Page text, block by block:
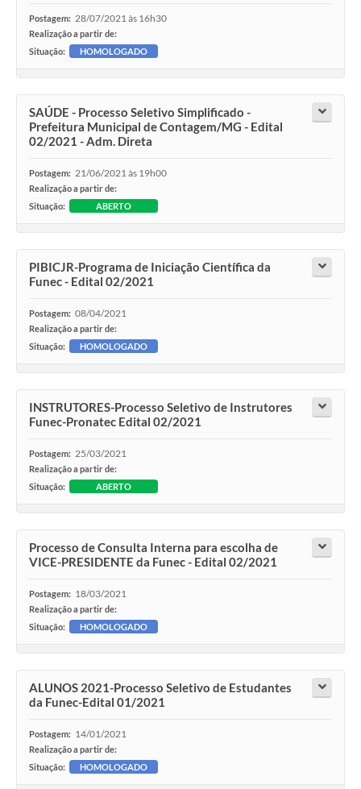
Postagem: 28/07/2021 às 16h30
Realização a partir de:
Situação:
HOMOLOGADO
SAÚDE - Processo Seletivo Simplificado -
Prefeitura Municipal de Contagem/MG - Edital
02/2021 - Adm. Direta
Postagem: 21/06/2021 às 19h00
Realização a partir de:
Situação:
ABERTO
PIBICJR-Programa de Iniciação Científica da
Funec - Edital 02/2021
Postagem: 08/04/2021
Realização a partir de:
Situação:
HOMOLOGADO
INSTRUTORES-Processo Seletivo de Instrutores
Funec-Pronatec Edital 02/2021
Postagem: 25/03/2021
Realização a partir de:
Situação:
ABERTO
Processo de Consulta Interna para escolha de
VICE-PRESIDENTE da Funec - Edital 02/2021
Postagem: 18/03/2021
Realização a partir de:
Situação:
HOMOLOGADO
ALUNOS 2021-Processo Seletivo de Estudantes
da Funec-Edital 01/2021
Postagem: 14/01/2021
Realização a partir de:
Situação:
HOMOLOGADO